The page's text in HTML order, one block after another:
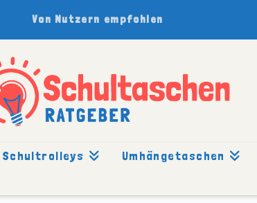
Von Nutzern empfohlen
Schultrolleys Umhängetaschen